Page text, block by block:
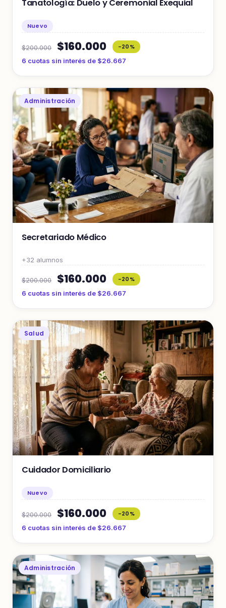
Tanatología: Duelo y Ceremonial Exequial
Nuevo
$200.000 $160.000
-20%
6 cuotas sin interés de $26.667
Administración
Secretariado Médico
+32 alumnos
$200.000 $160.000
-20%
6 cuotas sin interés de $26.667
Salud
Cuidador Domiciliario
Nuevo
$200.000 $160.000
-20%
6 cuotas sin interés de $26.667
Administración